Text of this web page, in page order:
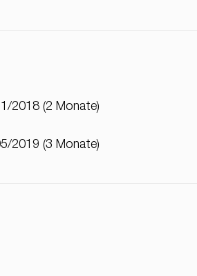
2018 (2 Monate)
2019 (3 Monate)